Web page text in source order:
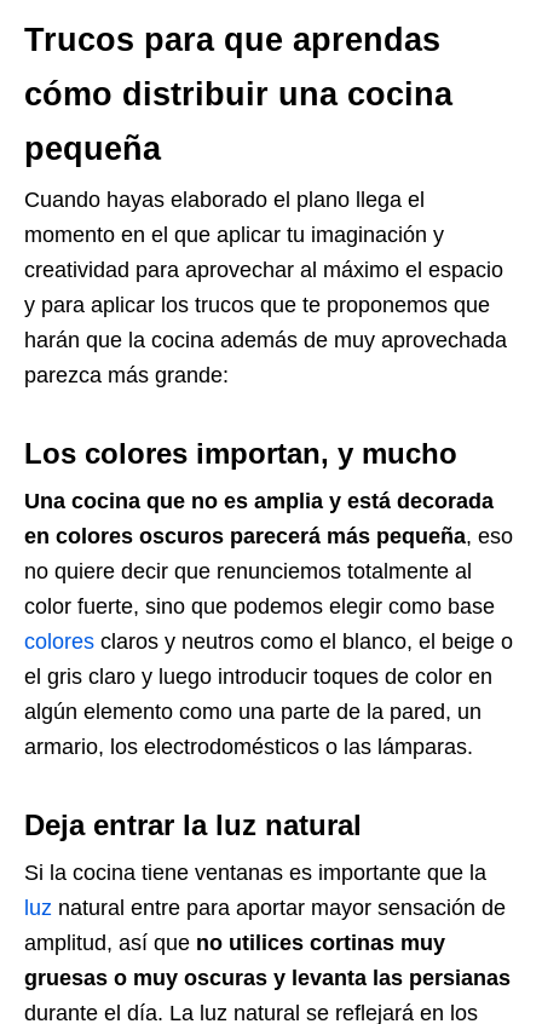
Trucos para que aprendas
cómo distribuir una cocina
pequeña
Cuando hayas elaborado el plano llega el
momento en el que aplicar tu imaginación y
creatividad para aprovechar al máximo el espacio
y para aplicar los trucos que te proponemos que
harán que la cocina además de muy aprovechada
parezca más grande:
Los colores importan, y mucho
Una cocina que no es amplia y está decorada
en colores oscuros parecerá más pequeña, eso
no quiere decir que renunciemos totalmente al
color fuerte, sino que podemos elegir como base
colores claros y neutros como el blanco, el beige o
el gris claro y luego introducir toques de color en
algún elemento como una parte de la pared, un
armario, los electrodomésticos o las lámparas.
Deja entrar la luz natural
Si la cocina tiene ventanas es importante que la
luz natural entre para aportar mayor sensación de
amplitud, así que no utilices cortinas muy
gruesas o muy oscuras y levanta las persianas
durante el día. La luz natural se reflejará en los